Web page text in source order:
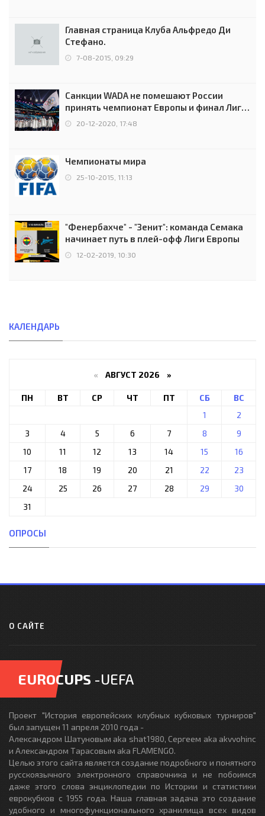
Главная страница Клуба Альфредо Ди
Стефано.
7-08-2015, 09:29
Санкции WADA не помешают России
принять чемпионат Европы и финал Лиги
чемпионов.
20-12-2020, 17:48
Чемпионаты мира
25-10-2015, 11:13
"Фенербахче" - "Зенит": команда Семака
начинает путь в плей-офф Лиги Европы
12-02-2019, 10:30
КАЛЕНДАРЬ
« АВГУСТ 2026 »
ПН ВТ СР ЧТ ПТ СБ
ВС
1
2
3
4 5 6 7 8
9
10
11 12 13 14 15
16
17
18 19 20 21 22
23
24
25 26 27 28 29
30
31
ОПРОСЫ
О САЙТЕ
EUROCUPS -UEFA
Проект "История европейских клубных кубковых турниров"
был запущен 11 апреля 2010 года -
Александром Шатуновым aka shat1980, Сергеем aka akvvohinc
и Александром Тарасовым aka FLAMENGO.
Целью этого сайта является создание подробного и понятного
русскоязычного электронного справочника и не побоимся
даже этого слова энциклопедии по Истории и статистики
еврокубков с 1955 года. Наша главная задача это создание
удобного и многофункционального хранилища всех видов